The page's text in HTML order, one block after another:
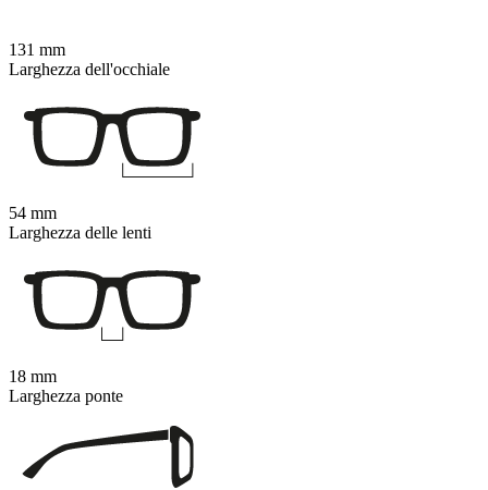
131 mm
Larghezza dell'occhiale
54 mm
Larghezza delle lenti
18 mm
Larghezza ponte